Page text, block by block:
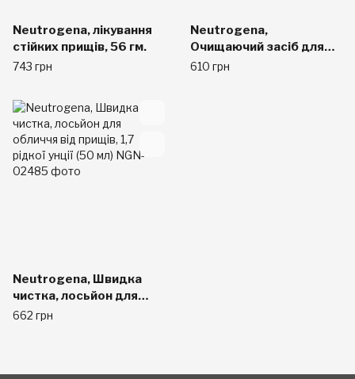
Neutrogena, лікування
стійких прищів, 56 гм.
743 грн
Neutrogena,
Очищаючий засіб для
обличчя, 177 мл
610 грн
Neutrogena, Швидка
чистка, лосьйон для
обличчя від прищів, 1,7
662 грн